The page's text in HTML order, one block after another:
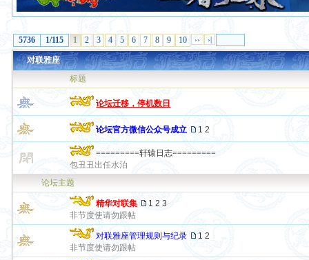
5736 1/115 1 2 3 4 5 6 7 8 9 10 ›› ›|
对联雅座
标题
论坛迁移，停机数日
论坛官方微信公众号成立 1 2
=========轩辕日志=========
包丑丑出任水泊
论坛主题
精华对联集 1 2 3
非节度使请勿跟帖
对联雅座管理规则与纪录 1 2
非节度使请勿跟帖